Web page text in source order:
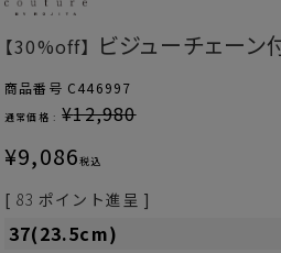
【30%off】 ビジューチェーン
商品番号 C446997
通常価格 : ¥12,980
¥9,086税込
[ 83 ポイント進呈 ]
37(23.5cm)